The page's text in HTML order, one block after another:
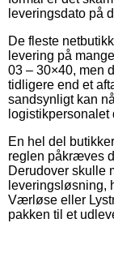
leveringsdato på
De fleste
levering på
03 – 30×40, men
tidligere end et
sandsynligt kan
logistikpersonalet
En hel del
reglen påkræves
Derudover skulle
leveringsløsning,
Værløse eller
pakken til et